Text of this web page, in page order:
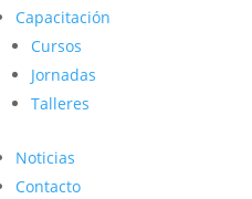
Capacitación
Cursos
Jornadas
Talleres
Noticias
Contacto